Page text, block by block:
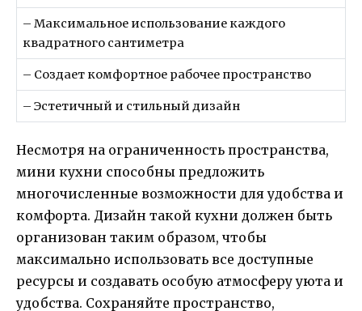
– Максимальное использование каждого
квадратного сантиметра
– Создает комфортное рабочее пространство
– Эстетичный и стильный дизайн
Несмотря на ограниченность пространства,
мини кухни способны предложить
многочисленные возможности для удобства и
комфорта. Дизайн такой кухни должен быть
организован таким образом, чтобы
максимально использовать все доступные
ресурсы и создавать особую атмосферу уюта и
удобства. Сохраняйте пространство,